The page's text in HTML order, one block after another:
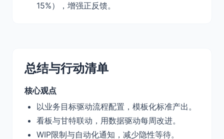
15%），增强正反馈。
总结与行动清单
核心观点
以业务目标驱动流程配置，模板化标准产出。
看板与甘特联动，用数据驱动每周改进。
WIP限制与自动化通知，减少隐性等待。